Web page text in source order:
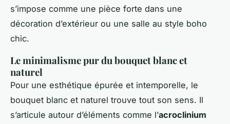
s’impose comme une pièce forte dans une
décoration d’extérieur ou une salle au style boho
chic.
Le minimalisme pur du bouquet blanc et
naturel
Pour une esthétique épurée et intemporelle, le
bouquet blanc et naturel trouve tout son sens. Il
s’articule autour d’éléments comme l’acroclinium